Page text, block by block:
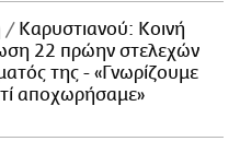
Καρυστιανού: Κοινή
22 πρώην στελεχών
της - «Γνωρίζουμε
αποχωρήσαμε»